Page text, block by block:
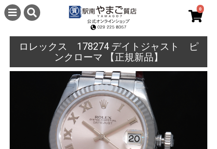
0
ロレックス 178274 デイトジャスト ピ
ンクローマ 【正規新品】